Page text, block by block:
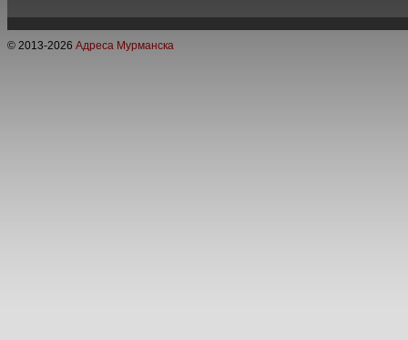
© 2013-2026 Адреса Мурманска